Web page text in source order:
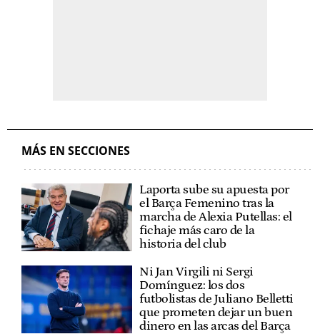
MÁS EN SECCIONES
Laporta sube su apuesta por
el Barça Femenino tras la
marcha de Alexia Putellas: el
fichaje más caro de la
historia del club
Ni Jan Virgili ni Sergi
Domínguez: los dos
futbolistas de Juliano Belletti
que prometen dejar un buen
dinero en las arcas del Barça